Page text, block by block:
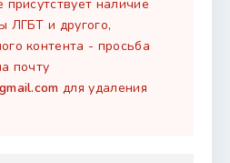
присутствует наличие
ЛГБТ и другого,
контента - просьба
почту
для удаления